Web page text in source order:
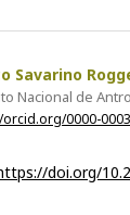
Savarino
Nacional de
0000-
doi.org/